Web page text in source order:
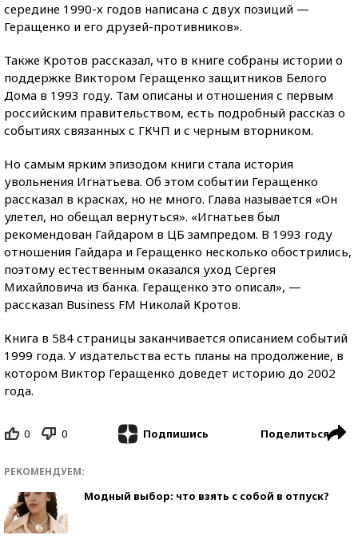
середине 1990-х годов написана с двух позиций —
Геращенко и его друзей-противников».
Также Кротов рассказал, что в книге собраны истории о
поддержке Виктором Геращенко защитников Белого
Дома в 1993 году. Там описаны и отношения с первым
российским правительством, есть подробный рассказ о
событиях связанных с ГКЧП и с черным вторником.
Но самым ярким эпизодом книги стала история
увольнения Игнатьева. Об этом событии Геращенко
рассказал в красках, но не много. Глава называется «Он
улетел, но обещал вернуться». «Игнатьев был
рекомендован Гайдаром в ЦБ зампредом. В 1993 году
отношения Гайдара и Геращенко несколько обострились,
поэтому естественным оказался уход Сергея
Михайловича из банка. Геращенко это описал», —
рассказал Business FM Николай Кротов.
Книга в 584 страницы заканчивается описанием событий
1999 года. У издательства есть планы на продолжение, в
котором Виктор Геращенко доведет историю до 2002
года.
0 0 Подпишись Поделиться
РЕКОМЕНДУЕМ:
Модный выбор: что взять с собой в отпуск?